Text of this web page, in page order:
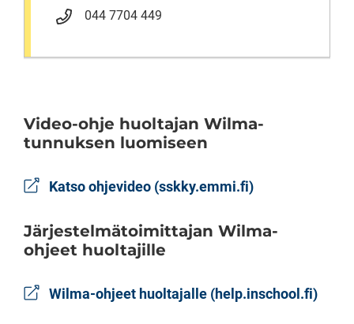
044 7704 449
Video-ohje huoltajan Wilma-
tunnuksen luomiseen
Katso ohjevideo (sskky.emmi.fi)
Järjestelmätoimittajan Wilma-
ohjeet huoltajille
Wilma-ohjeet huoltajalle (help.inschool.fi)